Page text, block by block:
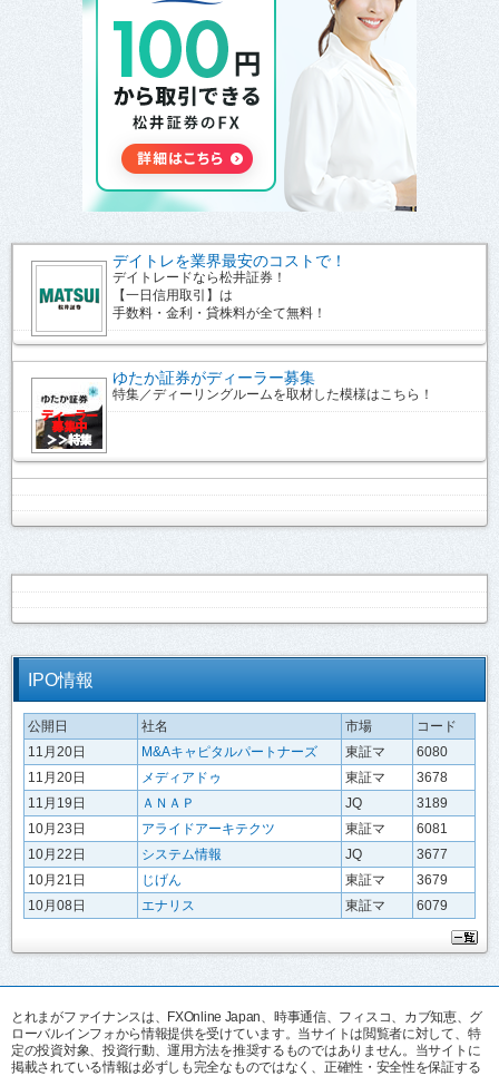
デイトレを業界最安のコストで！
デイトレードなら松井証券！
【一日信用取引】は
手数料・金利・貸株料が全て無料！
ゆたか証券がディーラー募集
特集／ディーリングルームを取材した模様はこちら！
IPO情報
公開日 社名 市場
コード
11月20日
M&Aキャピタルパートナーズ 東証マ
6080
11月20日
メディアドゥ 東証マ
3678
11月19日
ＡＮＡＰ JQ
3189
10月23日
アライドアーキテクツ 東証マ
6081
10月22日
システム情報 JQ
3677
10月21日
じげん 東証マ
3679
10月08日
エナリス 東証マ 6079
とれまがファイナンスは、FXOnline Japan、時事通信、フィスコ、カブ知恵、グ
ローバルインフォから情報提供を受けています。当サイトは閲覧者に対して、特
定の投資対象、投資行動、運用方法を推奨するものではありません。当サイトに
掲載されている情報は必ずしも完全なものではなく、正確性・安全性を保証する